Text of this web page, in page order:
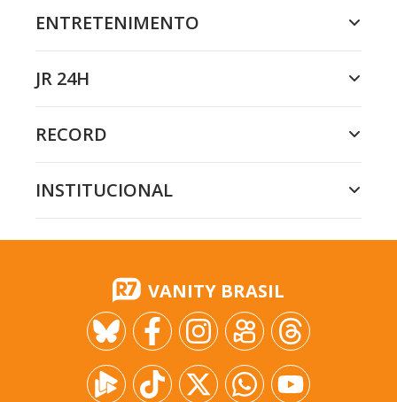
ENTRETENIMENTO
JR 24H
RECORD
INSTITUCIONAL
VANITY BRASIL